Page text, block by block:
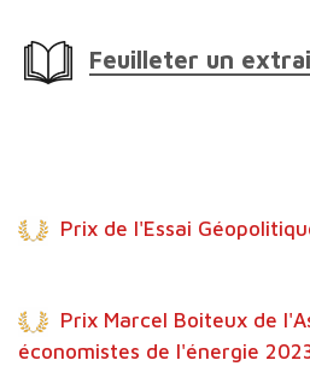
Feuilleter un
Prix de l'Essai
Prix Marcel Boiteux de
économistes de l'énergie